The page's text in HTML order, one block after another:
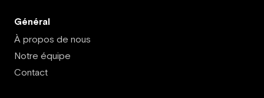
Général
À propos de nous
Notre équipe
Contact